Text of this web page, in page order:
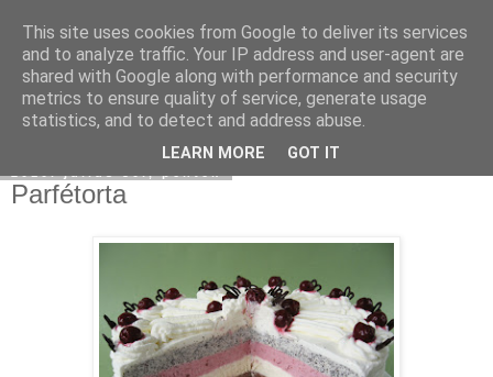
Moha Konyha
Parfétorta
This site uses cookies from Google to deliver its services
and to analyze traffic. Your IP address and user-agent are
shared with Google along with performance and security
metrics to ensure quality of service, generate usage
statistics, and to detect and address abuse.
LEARN MORE GOT IT